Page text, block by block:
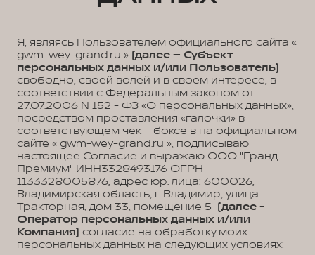
Я, являясь Пользователем официального сайта «
gwm-wey-grand.ru » (далее – Субъект
персональных данных и/или Пользователь)
свободно, своей волей и в своем интересе, в
соответствии с Федеральным законом от
27.07.2006 N 152 - ФЗ «О персональных данных»,
посредством проставления «галочки» в
соответствующем чек – боксе в на официальном
сайте « gwm-wey-grand.ru », подписываю
настоящее Согласие и выражаю ООО "Гранд
Премиум" ИНН3328493176 ОГРН
1133328005876, адрес юр. лица: 600026,
Владимирская область, г. Владимир, улица
Тракторная, дом 33, помещение 5 (далее -
Оператор персональных данных и/или
Компания) согласие на обработку моих
персональных данных на следующих условиях: